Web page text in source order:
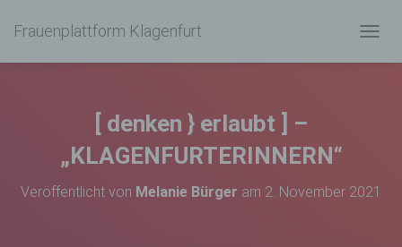
Frauenplattform Klagenfurt
A
N
[ denken } erlaubt ] –
„KLAGENFURTERINNERN“
Veröffentlicht von Melanie Bürger am 2. November 2021